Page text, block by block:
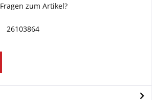
Fragen zum Artikel?
26103864